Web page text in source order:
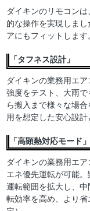
ダイキンのリモコン
的な操作を実現しま
アにもフィットします
「タフネス設計」
ダイキンの業務用エ
強度をテスト、大雨
ら搬入まで様々な場
用を想定した安心設計
「高顕熱対応モード」
ダイキンの業務用エ
エネ優先運転が可能
運転範囲を拡大し、
転効率を高め、より